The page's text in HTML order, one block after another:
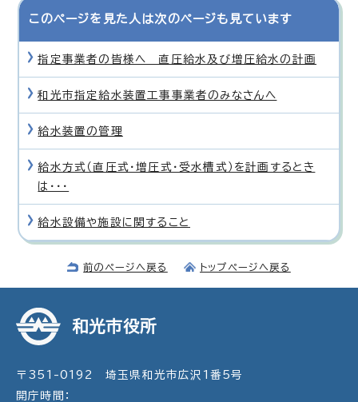
このページを見た人は次のページも見ています
指定事業者の皆様へ 直圧給水及び増圧給水の計画
和光市指定給水装置工事事業者のみなさんへ
給水装置の管理
給水方式（直圧式・増圧式・受水槽式）を計画するとき
は・・・
給水設備や施設に関すること
前のページへ戻る トップページへ戻る
和光市役所
〒351-0192 埼玉県和光市広沢1番5号
開庁時間：